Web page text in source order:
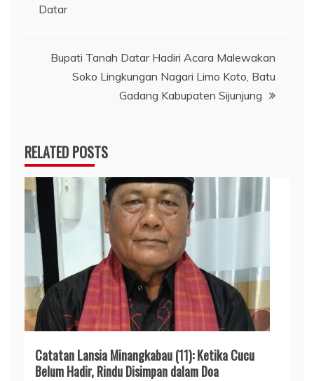
Datar
Bupati Tanah Datar Hadiri Acara Malewakan
Soko Lingkungan Nagari Limo Koto, Batu
Gadang Kabupaten Sijunjung
RELATED POSTS
Catatan Lansia Minangkabau (11): Ketika Cucu
Belum Hadir, Rindu Disimpan dalam Doa